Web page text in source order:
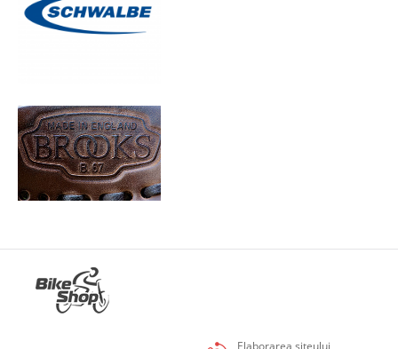
Elaborarea siteului